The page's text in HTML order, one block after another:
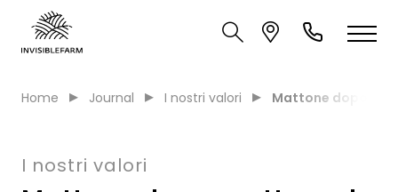
Home Journal I nostri valori Mattone dopo
I nostri valori